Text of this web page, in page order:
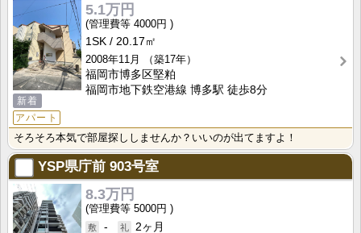
新着
アパート
5.1万円
4000円
1SK
20.17㎡
2008年11月
（築17年）
福岡市博多区堅粕
福岡市地下鉄空港線 博多駅 徒歩8分
そろそろ本気で部屋探ししませんか？いいのが出てますよ！
YSP県庁前 903号室
8.3万円
5000円
-
2ヶ月